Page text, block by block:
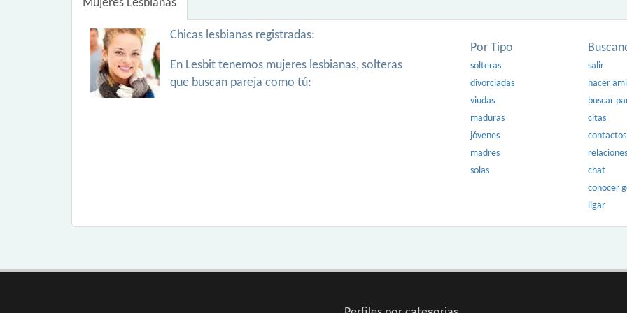
Mujeres Lesbianas
Chicas lesbianas registradas:
En Lesbit tenemos mujeres lesbianas, solteras
que buscan pareja como tú:
Por Tipo
solteras
divorciadas
viudas
maduras
jóvenes
madres
solas
salir
hacer
buscar
citas
contactos
relaciones
chat
conocer
ligar